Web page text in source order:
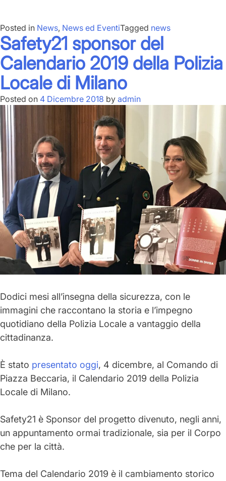
Posted in News, News ed EventiTagged news
Safety21 sponsor del
Calendario 2019 della Polizia
Locale di Milano
Posted on 4 Dicembre 2018 by admin
Dodici mesi all’insegna della sicurezza, con le
immagini che raccontano la storia e l’impegno
quotidiano della Polizia Locale a vantaggio della
cittadinanza.
È stato presentato oggi, 4 dicembre, al Comando di
Piazza Beccaria, il Calendario 2019 della Polizia
Locale di Milano.
Safety21 è Sponsor del progetto divenuto, negli anni,
un appuntamento ormai tradizionale, sia per il Corpo
che per la città.
Tema del Calendario 2019 è il cambiamento storico